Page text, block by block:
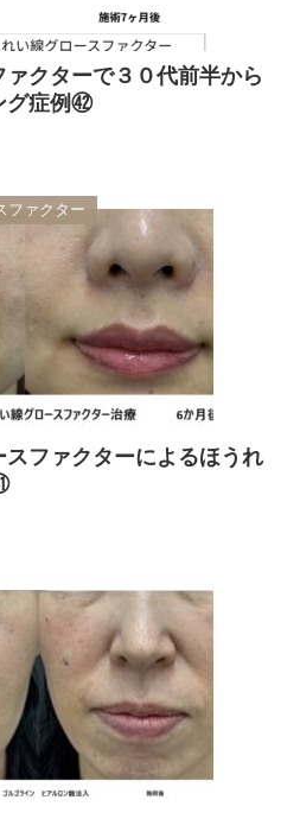
クターで３０代前半から
グ症例㊷
ファクター
ファクターによるほうれ